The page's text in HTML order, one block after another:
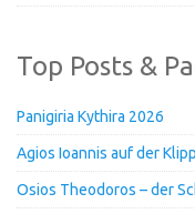
Top Posts &
Panigiria Kythira 2026
Agios Ioannis auf der
Osios Theodoros – der